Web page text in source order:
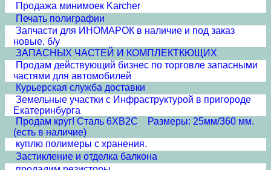
Продажа минимоек Karcher
Печать полиграфии
Запчасти для ИНОМАРОК в наличие и под заказ
новые, б/у
ЗАПАСНЫХ ЧАСТЕЙ И КОМПЛЕКТКЮЩИХ
Продам действующий бизнес по торговле запасными
частями для автомобилей
Курьерская служба доставки
Земельные участки с Инфраструктурой в пригороде
Екатеринбурга
Продам круг! Сталь 6ХВ2С Размеры: 25мм/360 мм.
(есть в наличие)
куплю полимеры с хранения.
Застикление и отделка балкона